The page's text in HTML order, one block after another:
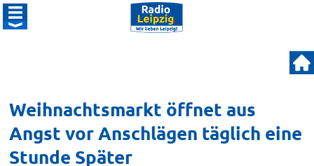
Weihnachtsmarkt öffnet aus
Angst vor Anschlägen täglich eine
Stunde Später